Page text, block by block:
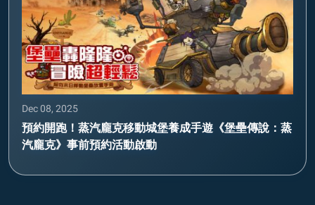
Dec 08, 2025
預約開跑！蒸汽龐克移動城堡養成手遊《堡壘傳說：蒸
汽龐克》事前預約活動啟動